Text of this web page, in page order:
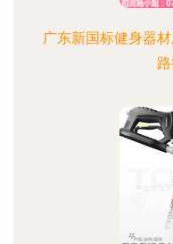
广东新国标健身器